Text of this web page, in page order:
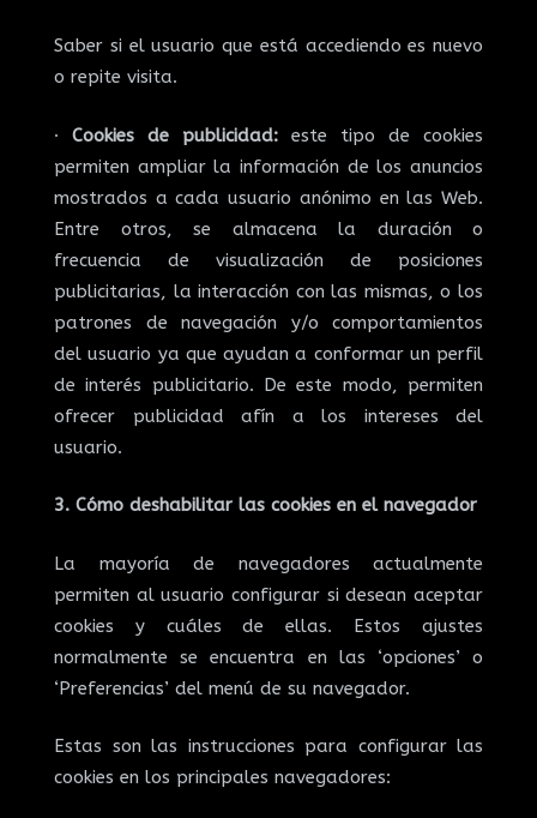
Saber si el usuario que está accediendo es nuevo
o repite visita.
· Cookies de publicidad: este tipo de cookies
permiten ampliar la información de los anuncios
mostrados a cada usuario anónimo en las Web.
Entre otros, se almacena la duración o
frecuencia de visualización de posiciones
publicitarias, la interacción con las mismas, o los
patrones de navegación y/o comportamientos
del usuario ya que ayudan a conformar un perfil
de interés publicitario. De este modo, permiten
ofrecer publicidad afín a los intereses del
usuario.
3. Cómo deshabilitar las cookies en el navegador
La mayoría de navegadores actualmente
permiten al usuario configurar si desean aceptar
cookies y cuáles de ellas. Estos ajustes
normalmente se encuentra en las ‘opciones’ o
‘Preferencias’ del menú de su navegador.
Estas son las instrucciones para configurar las
cookies en los principales navegadores: